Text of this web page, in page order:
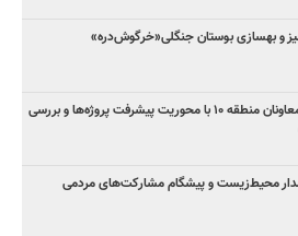
و بهسازی بوستان جنگلی«خرگوش‌دره»
برگزاری شورای معاونان منطقه ۱۰ با محوریت پیشرفت پروژه‌ها و بررسی